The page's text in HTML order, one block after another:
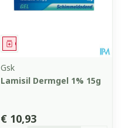
Geneesmiddel
Gsk
Lamisil Dermgel 1% 15g
€ 10,93